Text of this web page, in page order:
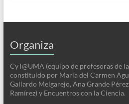
Organiza
CyT@UMA (equipo de profesoras de
constituido por María del Carmen
Gallardo Melgarejo, Ana Grande
Ramírez) y Encuentros con la Ciencia.